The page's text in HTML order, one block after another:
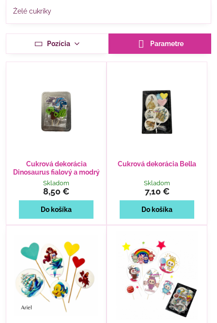
Želé cukríky
Pozícia Parametre
Cukrová dekorácia
Dinosaurus fialový a modrý
Skladom
8,50 €
Do košíka
Cukrová dekorácia Bella
Skladom
7,10 €
Do košíka